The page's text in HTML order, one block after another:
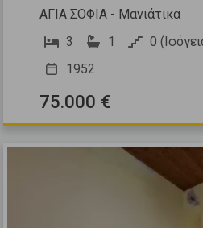
ΑΓΙΑ ΣΟΦΙΑ - Μανιάτικα
3
1 0
1952
75.000 €